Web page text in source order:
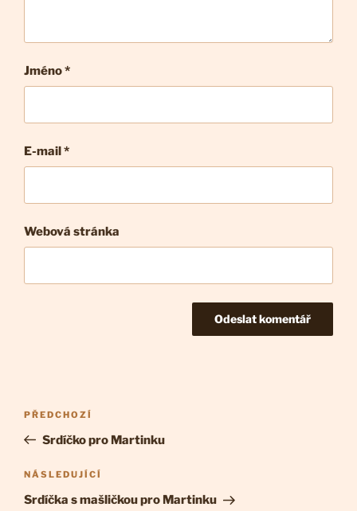
Jméno *
E-mail*
Webová stránka
Navigace
pro
příspěvek
Předchozí
příspěvek
PŘEDCHOZÍ
Srdíčko pro Martinku
Následující
příspěvek
NÁSLEDUJÍCÍ
Srdíčka s mašličkou pro Martinku